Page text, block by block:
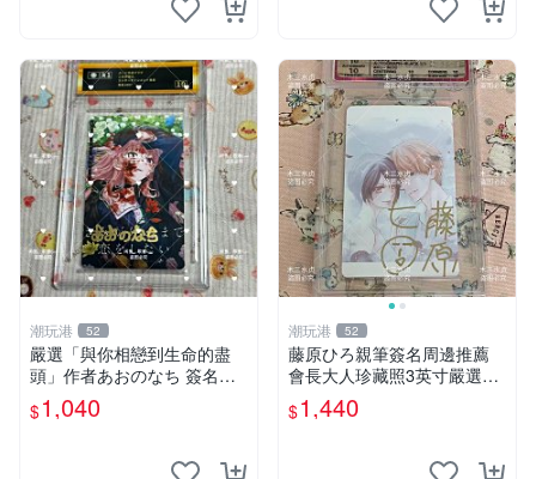
潮玩港 52
嚴選「與你相戀到生命的盡
頭」作者あおのなち 簽名照
片 3寸原裝卡磚 親筆簽名照
收藏佳品 周邊限定 照片拍賣
$1,040
潮玩港 52
藤原ひろ親筆簽名周邊推薦
會長大人珍藏照3英寸嚴選女
仆紀念品 面簽收藏 會長大人
簽名照 女仆照 面簽收藏
$1,440